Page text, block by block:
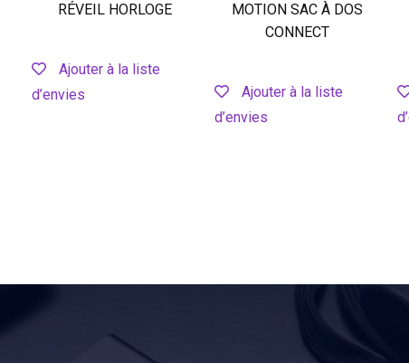
RÉVEIL HORLOGE
Ajouter à la liste
d’envies
MOTION SAC À DOS
CONNECT
Ajouter à la liste
d’envies